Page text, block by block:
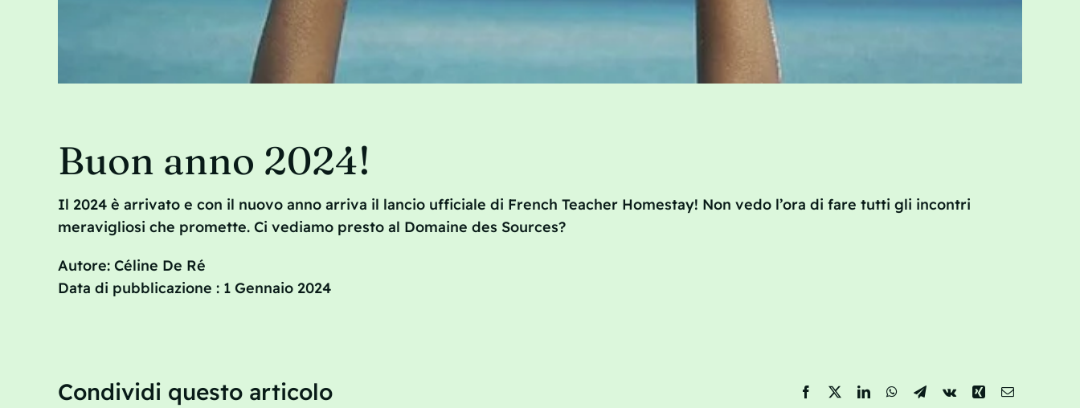
Buon anno 2024!
Il 2024 è arrivato e con il nuovo anno arriva il lancio ufficiale di French Teacher Homestay! Non vedo l’ora di fare tutti gli incontri
meravigliosi che promette. Ci vediamo presto al Domaine des Sources?
Autore: Céline De Ré
Data di pubblicazione : 1 Gennaio 2024
Condividi questo articolo